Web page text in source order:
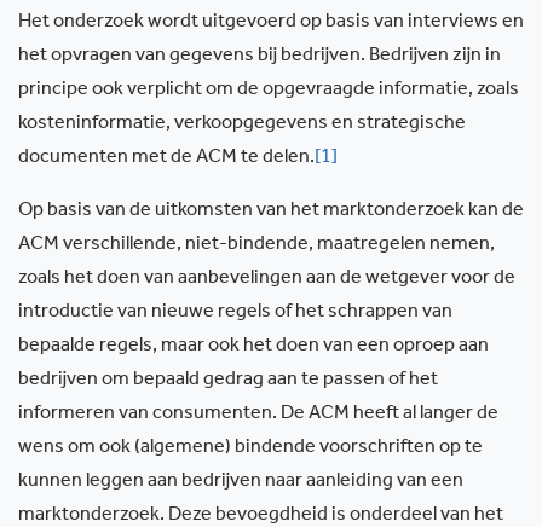
Het onderzoek wordt uitgevoerd op basis van interviews en
het opvragen van gegevens bij bedrijven. Bedrijven zijn in
principe ook verplicht om de opgevraagde informatie, zoals
kosteninformatie, verkoopgegevens en strategische
documenten met de ACM te delen.[1]
Op basis van de uitkomsten van het marktonderzoek kan de
ACM verschillende, niet-bindende, maatregelen nemen,
zoals het doen van aanbevelingen aan de wetgever voor de
introductie van nieuwe regels of het schrappen van
bepaalde regels, maar ook het doen van een oproep aan
bedrijven om bepaald gedrag aan te passen of het
informeren van consumenten. De ACM heeft al langer de
wens om ook (algemene) bindende voorschriften op te
kunnen leggen aan bedrijven naar aanleiding van een
marktonderzoek. Deze bevoegdheid is onderdeel van het